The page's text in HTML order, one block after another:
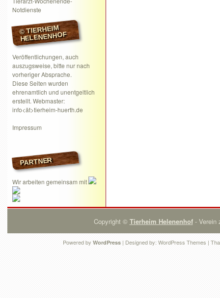
Notdienste
© TIERHEIM
HELENENHOF
Veröffentlichungen, auch
auszugsweise, bitte nur nach
vorheriger Absprache.
Diese Seiten wurden
ehrenamtlich und unentgeltlich
erstellt. Webmaster:
info<ät>tierheim-huerth.de
Impressum
PARTNER
Wir arbeiten gemeinsam mit
Copyright © Tierheim Helenenhof- Verein
Powered by WordPress | Designed by: WordPress Themes |